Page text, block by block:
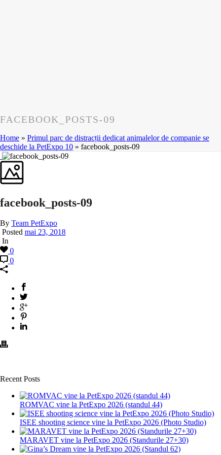
FACEBOOK_POSTS-09
Home » Primul parc de distracții dedicat animalelor de companie se
deschide la PetExpo 10 » facebook_posts-09
facebook_posts-09
By Team PetExpo
Posted mai 23, 2018
In
0
0
Recent Posts
ROMVAC vine la PetExpo 2026 (standul 44)
ISEE shooting science vine la PetExpo 2026 (Photo Studio)
MARAVET vine la PetExpo 2026 (Standurile 27+30)